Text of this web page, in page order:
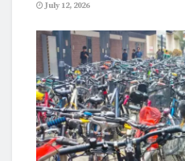
July 12, 2026